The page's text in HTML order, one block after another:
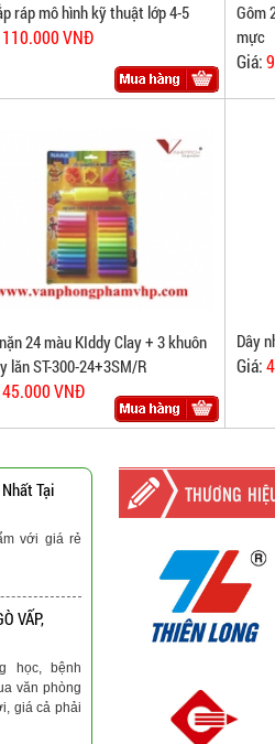
ráp mô hình kỹ thuật lớp 4-5
110.000 VNĐ
Gôm
mực
Giá:
24 màu KIddy Clay + 3 khuôn
lăn ST-300-24+3SM/R
45.000 VNĐ
Dây
Giá:
Tại
với giá rẻ
VẤP,
học, bệnh
văn phòng
giá cả phải
THƯƠNG